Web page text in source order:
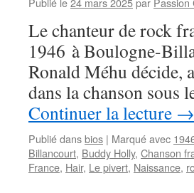
Le chanteur de rock
1946 à Boulogne-
Ronald Méhu décide,
dans la chanson
Continuer la lecture →
Publié dansbios | Marqué avec
Billancourt, Buddy Holly, Chanson
France, Hair, Le pivert, Naissance,